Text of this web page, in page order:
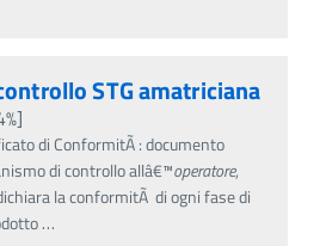
STG amatriciana
di ConformitÃ : documento
di controllo allâ€™operatore,
la conformitÃ di ogni fase di
…